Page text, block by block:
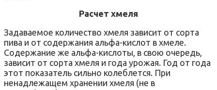
Расчет хмеля
Задаваемое количество хмеля зависит от сорта
пива и от содержания альфа-кислот в хмеле.
Содержание же альфа-кислоты, в свою очередь,
зависит от сорта хмеля и года урожая. Год от года
этот показатель сильно колеблется. При
ненадлежащем хранении хмеля (не в